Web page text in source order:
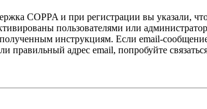
COPPA и при регистрации вы указали,
пользователями или
инструкциям. Если email-
правильный адрес email, попробуйте